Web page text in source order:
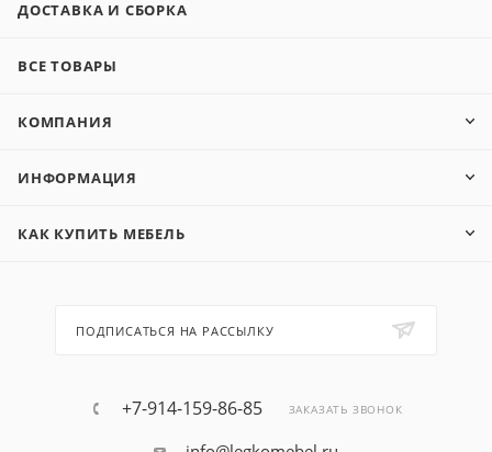
ДОСТАВКА И СБОРКА
ВСЕ ТОВАРЫ
КОМПАНИЯ
ИНФОРМАЦИЯ
КАК КУПИТЬ МЕБЕЛЬ
ПОДПИСАТЬСЯ НА РАССЫЛКУ
+7-914-159-86-85 ЗАКАЗАТЬ ЗВОНОК